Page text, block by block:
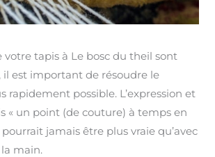
votre tapis à Le bosc du theil sont
est important de résoudre le
rapidement possible. L’expression et
« un point (de couture) à temps en
jamais être plus vraie qu’avec
main.